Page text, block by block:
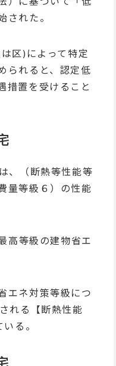
された。
区)によって特定
られると、認定低
措置を受けること
、
（断熱等性能等
量等級６）の性能
高等級の建物省エ
エネ対策等級につ
れる【断熱性能
る。